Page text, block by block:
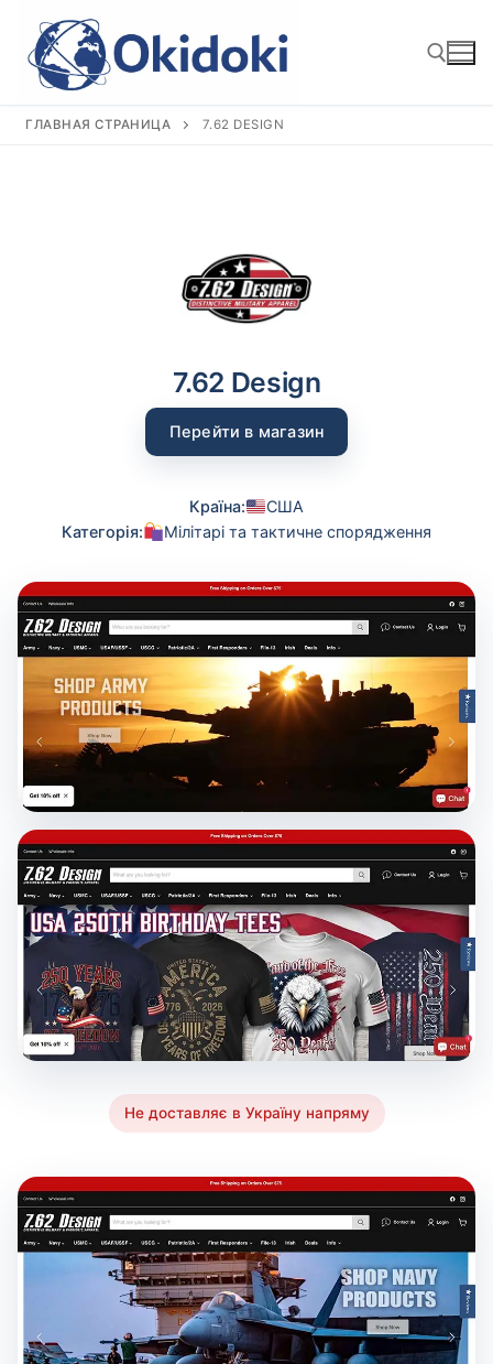
содержимому
ГЛАВНАЯ СТРАНИЦА 7.62 DESIGN
7.62 Design
Перейти в магазин
Країна:
США
Категорія:
Мілітарі та тактичне спорядження
Не доставляє в Україну напряму